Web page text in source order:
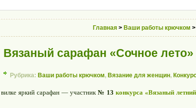
Главная> Ваши работы крючком
Вязаный сарафан «Сочное лето»
Рубрика: Ваши работы крючком, Вязание для женщин,
яркий сарафан — участник № 13 конкурса «Вязаный